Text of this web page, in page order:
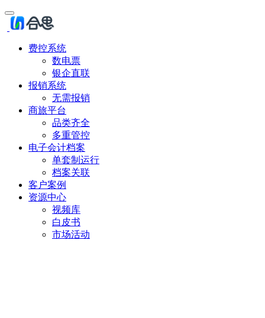
费控系统
数电票
银企直联
报销系统
无需报销
商旅平台
品类齐全
多重管控
电子会计档案
单套制运行
档案关联
客户案例
资源中心
视频库
白皮书
市场活动